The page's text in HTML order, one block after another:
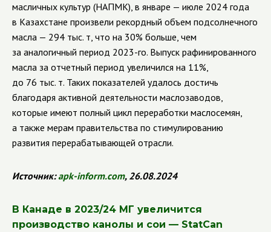
масличных культур (НАПМК), в январе — июле 2024 года
в Казахстане произвели рекордный объем подсолнечного
масла — 294 тыс. т, что на 30% больше, чем
за аналогичный период 2023-го. Выпуск рафинированного
масла за отчетный период увеличился на 11%,
до 76 тыс. т. Таких показателей удалось достичь
благодаря активной деятельности маслозаводов,
которые имеют полный цикл переработки маслосемян,
а также мерам правительства по стимулированию
развития перерабатывающей отрасли.
Источник:apk-inform.com, 26.08.2024
В Канаде в 2023/24 МГ увеличится
производство канолы и сои — StatCan